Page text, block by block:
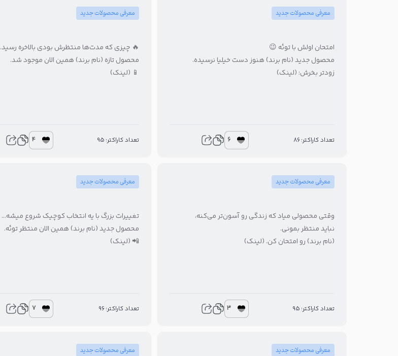
معرفی محصولات جدید
امتحان اولش با توئه 😉
محصول جدید (نام برند) هنوز دست خیلیا نرسیده.
زودتر بخرش: (لینک)
تعداد کاراکتر: 86 6
معرفی محصولات جدید
🔥 چیزی که مدت‌ها منتظرش بودی بالاخره رسید.
محصول تازه (نام برند) همین الان موجود شد.
📱 (لینک)
تعداد کاراکتر: 95 4
معرفی محصولات جدید
وقتی محصولی میاد که زندگی رو آسون‌تر می‌کنه،
نباید منتظر بمونی.
(نام برند) رو امتحان کن. (لینک)
تعداد کاراکتر: 95 3
معرفی محصولات جدید
تغییرات بزرگ با یه انتخاب کوچیک شروع میشه…
محصول جدید (نام برند) همین الان منتظر توئه.
📲 (لینک)
تعداد کاراکتر: 96 7
معرفی محصولات جدید معرفی محصولات جدید